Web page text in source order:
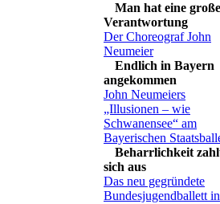
Man hat eine große
Verantwortung
Der Choreograf John
Neumeier
Endlich in Bayern
angekommen
John Neumeiers
„Illusionen – wie
Schwanensee“ am
Bayerischen
Beharrlichkeit
sich aus
Das neu gegründete
Bundesjugendballett in